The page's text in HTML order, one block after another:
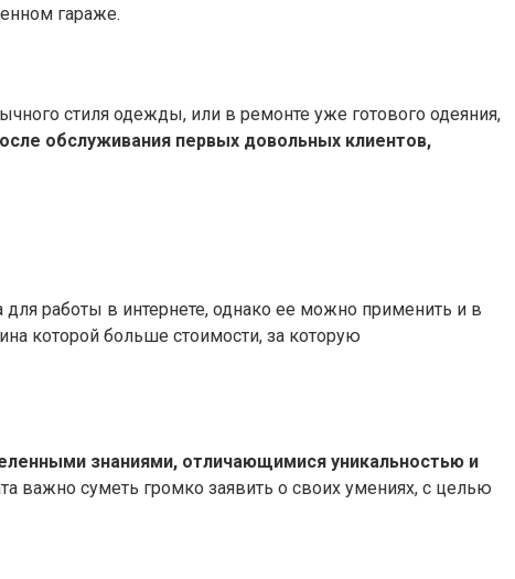
гараже.
стиля одежды, или в ремонте уже готового одеяния,
обслуживания первых довольных клиентов,
работы в интернете, однако ее можно применить и в
которой больше стоимости, за которую
знаниями, отличающимися уникальностью и
важно суметь громко заявить о своих умениях, с целью